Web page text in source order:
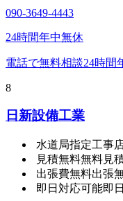
090-3649-4443
24時間年中無休
電話で無料相談24時間
8
日新設備工業
水道局指定工事
見積無料無料見
出張費無料出張
即日対応可能即